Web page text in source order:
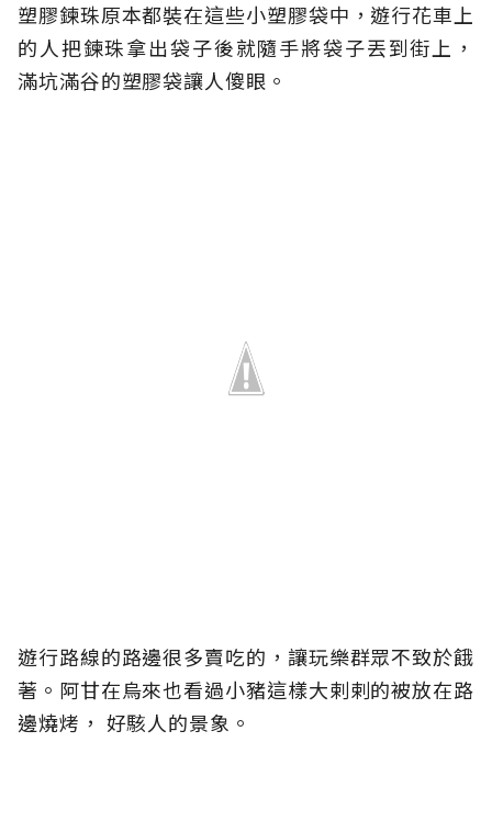
塑膠鍊珠原本都裝在這些小塑膠袋中，遊行花車上
的人把鍊珠拿出袋子後就隨手將袋子丟到街上，
滿坑滿谷的塑膠袋讓人傻眼。
遊行路線的路邊很多賣吃的，讓玩樂群眾不致於餓
著。阿甘在烏來也看過小豬這樣大剌剌的被放在路
邊燒烤， 好駭人的景象。